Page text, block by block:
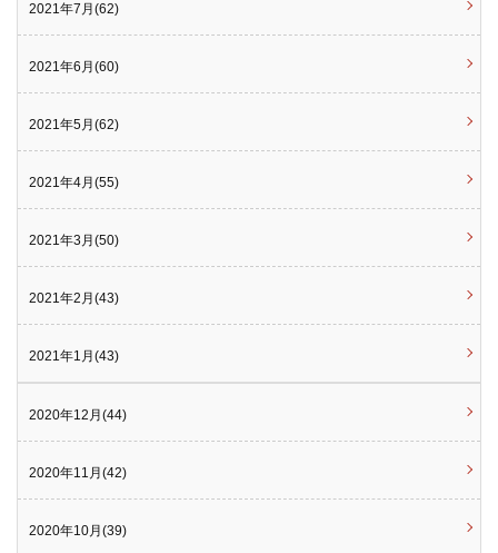
2021年7月(62)
2021年6月(60)
2021年5月(62)
2021年4月(55)
2021年3月(50)
2021年2月(43)
2021年1月(43)
2020年12月(44)
2020年11月(42)
2020年10月(39)